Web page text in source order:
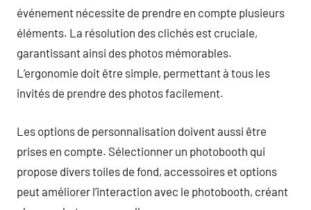
événement nécessite de prendre en compte plusieurs
éléments. La résolution des clichés est cruciale,
garantissant ainsi des photos mémorables.
L’ergonomie doit être simple, permettant à tous les
invités de prendre des photos facilement.
Les options de personnalisation doivent aussi être
prises en compte. Sélectionner un photobooth qui
propose divers toiles de fond, accessoires et options
peut améliorer l’interaction avec le photobooth, créant